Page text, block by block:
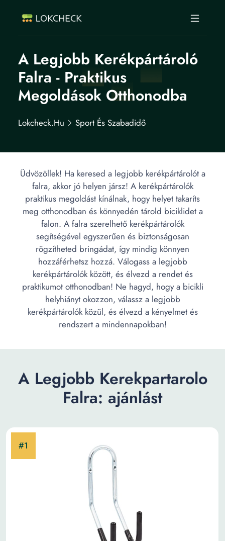
A Legjobb Kerékpártároló
Falra - Praktikus
Megoldások Otthonodba
Lokcheck.hu Sport És Szabadidő
Üdvözöllek! Ha keresed a legjobb kerékpártárolót a
falra, akkor jó helyen jársz! A kerékpártárolók
praktikus megoldást kínálnak, hogy helyet takaríts
meg otthonodban és könnyedén tárold biciklidet a
falon. A falra szerelhető kerékpártárolók
segítségével egyszerűen és biztonságosan
rögzítheted bringádat, így mindig könnyen
hozzáférhetsz hozzá. Válogass a legjobb
kerékpártárolók között, és élvezd a rendet és
praktikumot otthonodban! Ne hagyd, hogy a bicikli
helyhiányt okozzon, válassz a legjobb
kerékpártárolók közül, és élvezd a kényelmet és
rendszert a mindennapokban!
A Legjobb Kerekpartarolo
Falra: ajánlást